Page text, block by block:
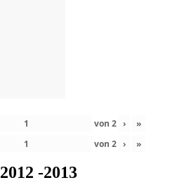
von 2 ›
»
von 2 › »
2012 -2013